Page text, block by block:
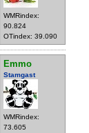
WMRindex:
90.824
OTindex: 39.090
Emmo
Stamgast
WMRindex:
73.605